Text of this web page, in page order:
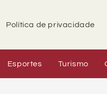
Política de privacidade
Esportes Turismo